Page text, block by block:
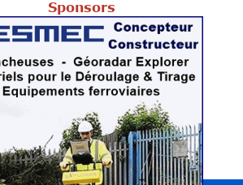
Sponsors